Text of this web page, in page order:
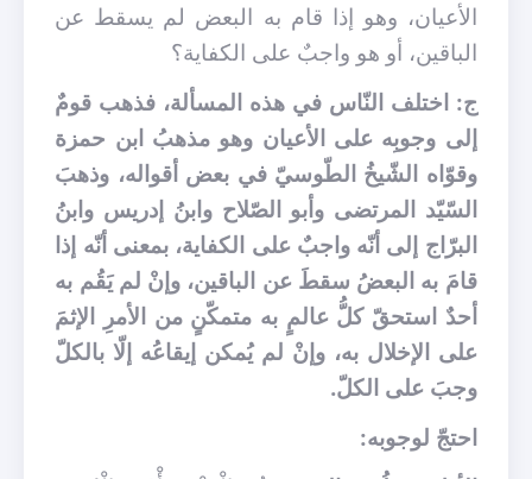
الأعيان، وهو إذا قام به البعض لم يسقط عن
الباقين، أو هو واجبٌ على الكفاية؟
ج: اختلف النّاس في هذه المسألة، فذهب قومٌ
إلى وجوبِه على الأعيان وهو مذهبُ ابن حمزة
وقوّاه الشّيخُ الطّوسيّ في بعض أقواله، وذهبَ
السّيّد المرتضى وأبو الصّلاح وابنُ إدريس وابنُ
البرّاج إلى أنّه واجبٌ على الكفاية، بمعنى أنّه إذا
قامَ به البعضُ سقطَ عن الباقين، وإنْ لم يَقُم به
أحدٌ استحقّ كلُّ عالمٍ به متمكّنٍ من الأمرِ الإثمَ
على الإخلال به، وإنْ لم يُمكن إيقاعُه إلّا بالكلّ
وجبَ على الكلّ.
احتجّ لوجوبه: